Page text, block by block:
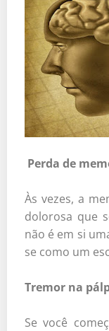
Perda de
Às vezes, a
dolorosa que
não é em si
se como um
Tremor na
Se você